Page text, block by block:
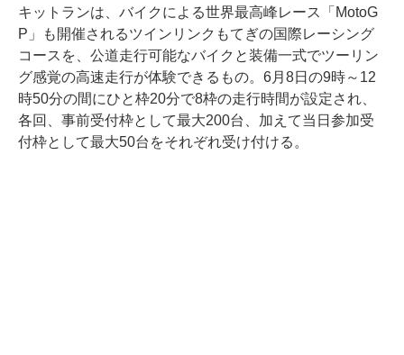
キットランは、バイクによる世界最高峰レース「MotoG
P」も開催されるツインリンクもてぎの国際レーシング
コースを、公道走行可能なバイクと装備一式でツーリン
グ感覚の高速走行が体験できるもの。6月8日の9時～12
時50分の間にひと枠20分で8枠の走行時間が設定され、
各回、事前受付枠として最大200台、加えて当日参加受
付枠として最大50台をそれぞれ受け付ける。